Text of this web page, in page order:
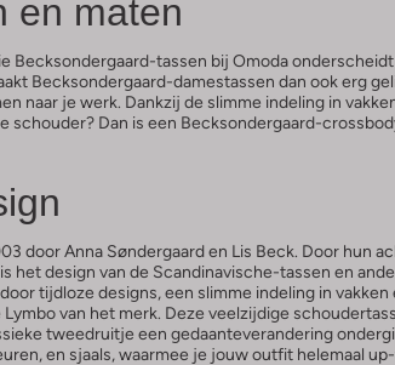
en maten
Becksondergaard-tassen bij Omoda
Becksondergaard-damestassen dan ook erg
naar je werk. Dankzij de slimme indeling in
Dan is een Becksondergaard-
door Anna Søndergaard en Lis Beck. Door hun
design van de Scandinavische-tassen en
tijdloze designs, een slimme indeling in vakken
van het merk. Deze veelzijdige
tweedruitje een gedaanteverandering
en sjaals, waarmee je jouw outfit helemaal